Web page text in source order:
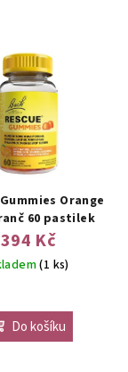
Gummies Orange
pomeranč 60 pastilek
394 Kč
(1 ks)
Do košíku